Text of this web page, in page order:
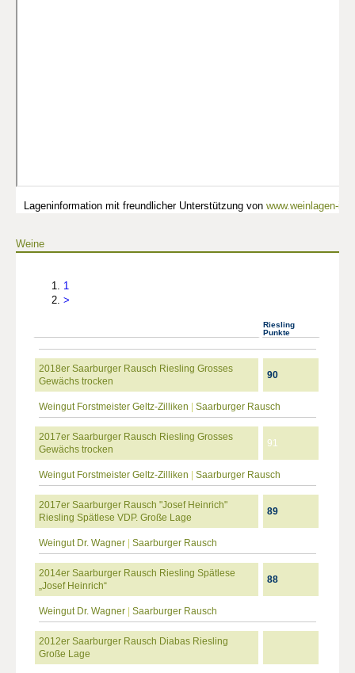
Lageninformation mit freundlicher Unterstützung von www.weinlagen-
Weine
1
>
Riesling
Punkte
2018er Saarburger Rausch Riesling Grosses
Gewächs trocken
90
Weingut Forstmeister Geltz-Zilliken Saarburger Rausch
2017er Saarburger Rausch Riesling Grosses
Gewächs trocken
91
Weingut Forstmeister Geltz-Zilliken Saarburger Rausch
2017er Saarburger Rausch "Josef Heinrich"
Riesling Spätlese VDP. Große Lage
89
Weingut Dr. Wagner Saarburger Rausch
2014er Saarburger Rausch Riesling Spätlese
„Josef Heinrich“
88
Weingut Dr. Wagner Saarburger Rausch
2012er Saarburger Rausch Diabas Riesling
Große Lage